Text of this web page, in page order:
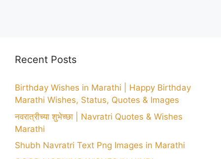
Recent Posts
Birthday Wishes in Marathi | Happy Birthday
Marathi Wishes, Status, Quotes & Images
नवरात्रीच्या शुभेच्छा | Navratri Quotes & Wishes
Marathi
Shubh Navratri Text Png Images in Marathi